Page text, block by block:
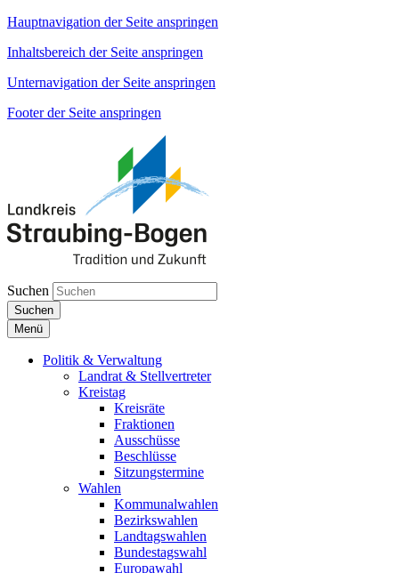
Hauptnavigation der Seite anspringen
Inhaltsbereich der Seite anspringen
Unternavigation der Seite anspringen
Footer der Seite anspringen
Suchen
Suchen
Menü
Politik & Verwaltung
Landrat & Stellvertreter
Kreistag
Kreisräte
Fraktionen
Ausschüsse
Beschlüsse
Sitzungstermine
Wahlen
Kommunalwahlen
Bezirkswahlen
Landtagswahlen
Bundestagswahl
Europawahl